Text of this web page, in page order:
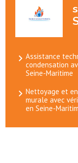
Assistance
condensation
Seine-Maritime
Nettoyage et
murale avec
en Seine-